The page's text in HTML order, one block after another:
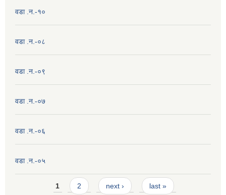
वडा .न.-१०
वडा .न.-०८
वडा .न.-०९
वडा .न.-०७
वडा .न.-०६
वडा .न.-०५
Pages1 2 next › last »